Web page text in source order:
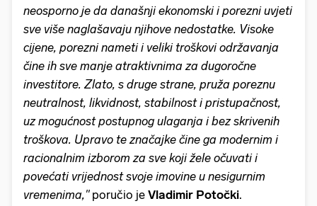
neosporno je da današnji ekonomski i porezni uvjeti
sve više naglašavaju njihove nedostatke. Visoke
cijene, porezni nameti i veliki troškovi održavanja
čine ih sve manje atraktivnima za dugoročne
investitore. Zlato, s druge strane, pruža poreznu
neutralnost, likvidnost, stabilnost i pristupačnost,
uz mogućnost postupnog ulaganja i bez skrivenih
troškova. Upravo te značajke čine ga modernim i
racionalnim izborom za sve koji žele očuvati i
povećati vrijednost svoje imovine u nesigurnim
vremenima,''poručio je Vladimir Potočki.